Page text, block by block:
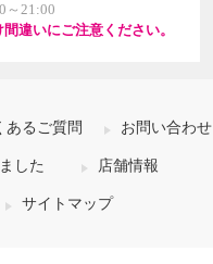
～21:00
違いにご注意ください。
あるご質問 お問い合わせ
した 店舗情報
サイトマップ